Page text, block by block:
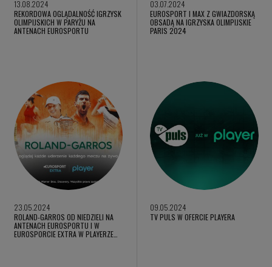
13.08.2024
REKORDOWA OGLĄDALNOŚĆ IGRZYSK
OLIMPIJSKICH W PARYŻU NA
ANTENACH EUROSPORTU
03.07.2024
EUROSPORT I MAX Z GWIAZDORSKĄ
OBSADĄ NA IGRZYSKA OLIMPIJSKIE
PARIS 2024
23.05.2024
ROLAND-GARROS OD NIEDZIELI NA
ANTENACH EUROSPORTU I W
EUROSPORCIE EXTRA W PLAYERZE…
09.05.2024
TV PULS W OFERCIE PLAYERA